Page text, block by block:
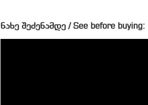
ნახე შეძენამდე / See before buying: